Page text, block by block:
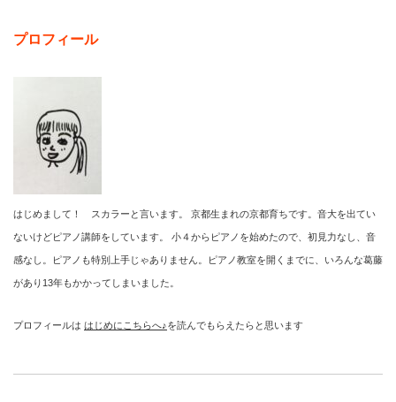
プロフィール
はじめまして！ スカラーと言います。 京都生まれの京都育ちです。音大を出てい
ないけどピアノ講師をしています。 小４からピアノを始めたので、初見力なし、音
感なし。ピアノも特別上手じゃありません。ピアノ教室を開くまでに、いろんな葛藤
があり13年もかかってしまいました。
プロフィールは はじめにこちらへ♪を読んでもらえたらと思います